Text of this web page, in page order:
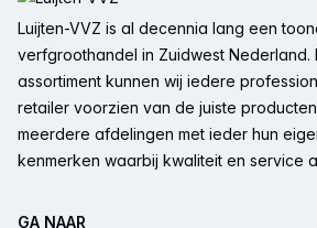
Luijten-VVZ is al decennia lang een
verfgroothandel in Zuidwest Nederland.
assortiment kunnen wij iedere
retailer voorzien van de juiste
meerdere afdelingen met ieder hun
kenmerken waarbij kwaliteit en service
GA NAAR